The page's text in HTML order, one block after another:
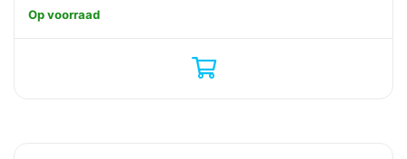
Op voorraad